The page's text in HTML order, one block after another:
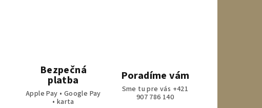
Bezpečná
platba
Apple Pay • Google Pay
• karta
Poradíme vám
Sme tu pre vás +421
907 786 140